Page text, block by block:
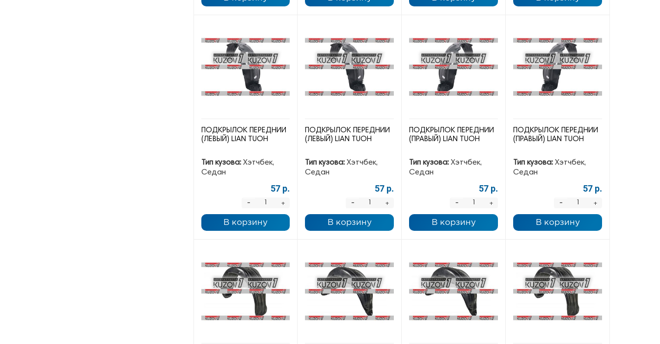
ПОДКРЫЛОК ПЕРЕДНИЙ
(ЛЕВЫЙ) LIAN TUOH
Тип кузова:Хэтчбек,
Седан
57 р.
+
-
В корзину
ПОДКРЫЛОК ПЕРЕДНИЙ
(ЛЕВЫЙ) LIAN TUOH
Тип кузова: Хэтчбек,
Седан
57 р.
+
-
В корзину
ПОДКРЫЛОК ПЕРЕДНИЙ
(ПРАВЫЙ) LIAN TUOH
Тип кузова: Хэтчбек,
Седан
57 р.
+
-
В корзину
ПОДКРЫЛОК ПЕРЕДНИЙ
(ПРАВЫЙ) LIAN TUOH
Тип кузова: Хэтчбек,
Седан
57 р.
+
-
В корзину